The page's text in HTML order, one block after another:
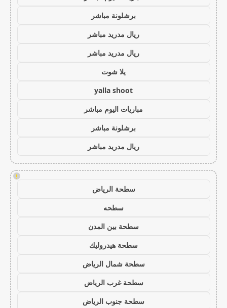
برشلونة مباشر
ريال مدريد مباشر
ريال مدريد مباشر
يلا شوت
yalla shoot
مباريات اليوم مباشر
برشلونة مباشر
ريال مدريد مباشر
!
سطحة الرياض
سطحه
سطحة بين المدن
سطحة هيدروليك
سطحة شمال الرياض
سطحة غرب الرياض
سطحة جنوب الرياض